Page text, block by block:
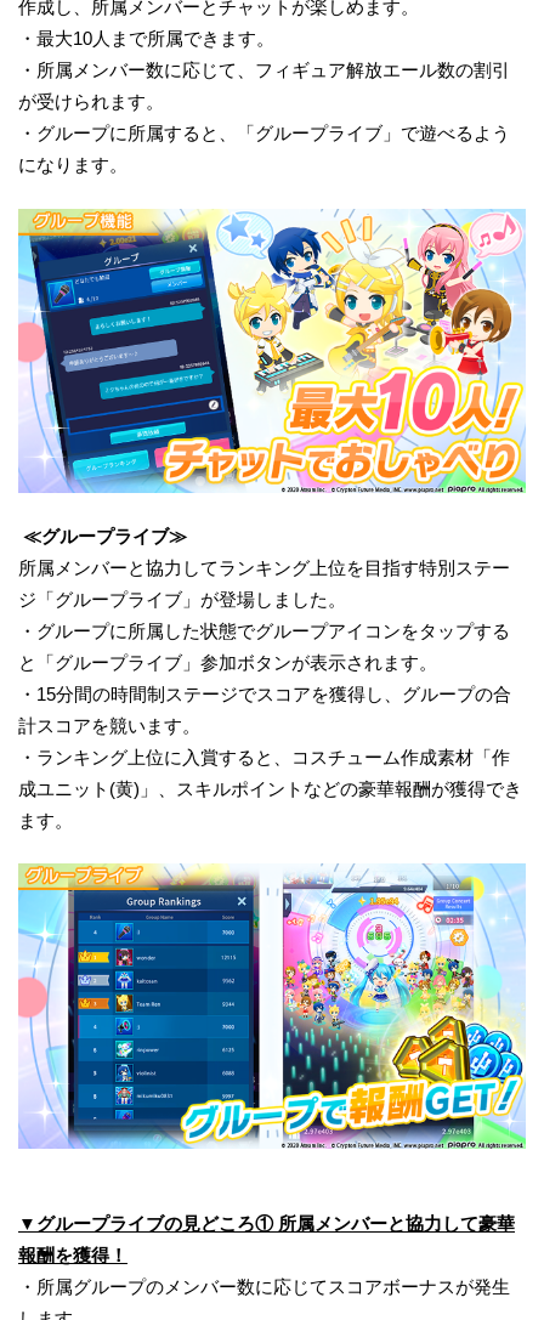
作成し、所属メンバーとチャットが楽しめます。
・最大10人まで所属できます。
・所属メンバー数に応じて、フィギュア解放エール数の割引
が受けられます。
・グループに所属すると、「グループライブ」で遊べるよう
になります。
≪グループライブ≫
所属メンバーと協力してランキング上位を目指す特別ステー
ジ「グループライブ」が登場しました。
・グループに所属した状態でグループアイコンをタップする
と「グループライブ」参加ボタンが表示されます。
・15分間の時間制ステージでスコアを獲得し、グループの合
計スコアを競います。
・ランキング上位に入賞すると、コスチューム作成素材「作
成ユニット(黄)」、スキルポイントなどの豪華報酬が獲得でき
ます。
▼グループライブの見どころ① 所属メンバーと協力して豪華
報酬を獲得！
・所属グループのメンバー数に応じてスコアボーナスが発生